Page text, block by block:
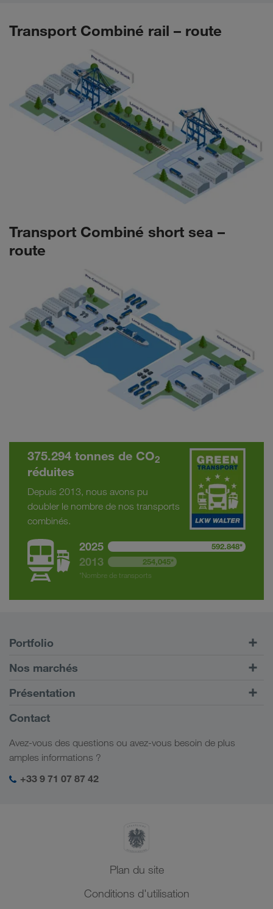
Transport Combiné rail – route
Transport Combiné short sea –
route
375.294 tonnes de CO2
réduites
Depuis 2013, nous avons pu
doubler le nombre de nos transports
combinés.
2025 592.848*
2013
254,045*
*Nombre de transports
Portfolio
Transports routiers
Portail client CONNECT
Solutions numériques
Solutions par branche
Mon espace de connexion LKW WALTER
Nos marchés
Europe
Caucase
Asie Centrale
Moyen-Orient
Afrique du Nord
Présentation
Informations générales
Responsabilité sociale
Contact
Avez-vous des questions ou avez-vous besoin de plus
amples informations ?
+33 9 71 07 87 42
Plan du site
Conditions d'utilisation